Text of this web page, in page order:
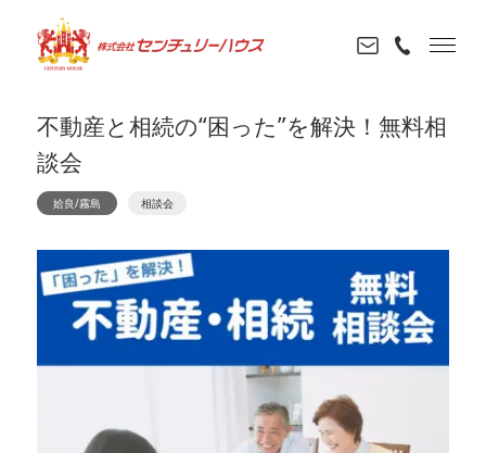
不動産と相続の“困った”を解決！無料相
談会
姶良/霧島 相談会